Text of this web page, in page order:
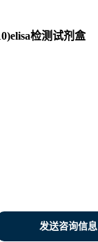
检测试剂盒
发送咨询信息